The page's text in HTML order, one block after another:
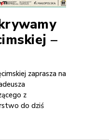
–
zaprasza na
z
do dziś